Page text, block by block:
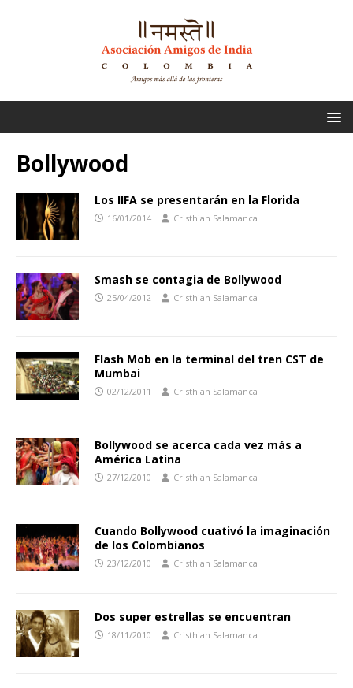
Bollywood
Los IIFA se presentarán en la Florida
16/01/2014 Cristhian Salamanca
Smash se contagia de Bollywood
25/04/2012 Cristhian Salamanca
Flash Mob en la terminal del tren CST de
Mumbai
02/12/2011 Cristhian Salamanca
Bollywood se acerca cada vez más a
América Latina
27/12/2010 Cristhian Salamanca
Cuando Bollywood cuativó la imaginación
de los Colombianos
23/12/2010 Cristhian Salamanca
Dos super estrellas se encuentran
18/11/2010 Cristhian Salamanca